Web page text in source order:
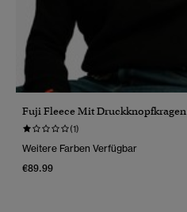
Fuji Fleece Mit Druckknopfkragen
(1)
Weitere Farben Verfügbar
€89.99